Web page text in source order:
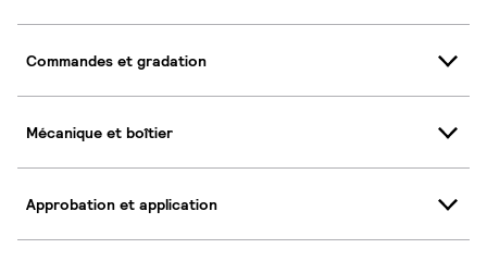
Commandes et gradation
Mécanique et boîtier
Approbation et application